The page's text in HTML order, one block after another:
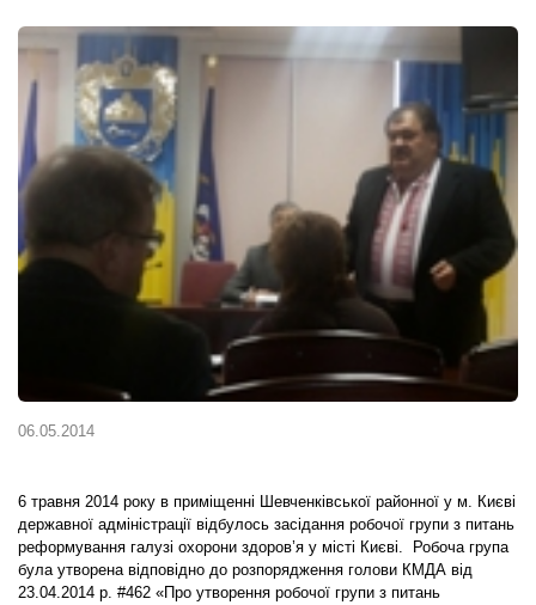
06.05.2014
6 травня 2014 року в приміщенні Шевченківської районної у м. Києві
державної адміністрації відбулось засідання робочої групи з питань
реформування галузі охорони здоров’я у місті Києві. Робоча група
була утворена відповідно до розпорядження голови КМДА від
23.04.2014 р. #462 «Про утворення робочої групи з питань